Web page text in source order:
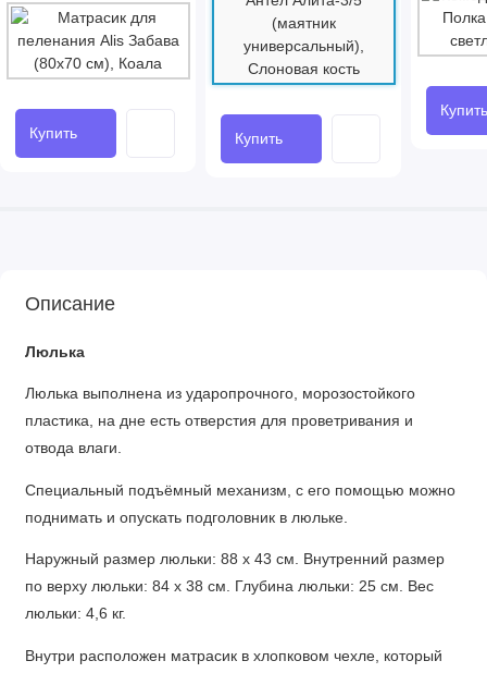
Купить Купить
Описание
Люлька
Люлька выполнена из ударопрочного, морозостойкого
пластика, на дне есть отверстия для проветривания и
отвода влаги.
Специальный подъёмный механизм, с его помощью можно
поднимать и опускать подголовник в люльке.
Наружный размер люльки: 88 х 43 см. Внутренний размер
по верху люльки: 84 х 38 см. Глубина люльки: 25 см. Вес
люльки: 4,6 кг.
Внутри расположен матрасик в хлопковом чехле, который